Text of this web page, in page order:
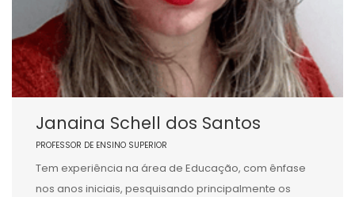
Janaina Schell dos Santos
PROFESSOR DE ENSINO SUPERIOR
Tem experiência na área de Educação, com ênfase
nos anos iniciais, pesquisando principalmente os